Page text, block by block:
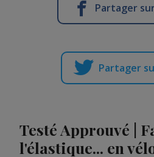
Partager
Partager
Testé Approuvé |
l'élastique... en